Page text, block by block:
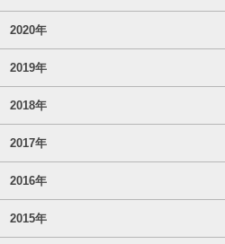
2020年
2019年
2018年
2017年
2016年
2015年